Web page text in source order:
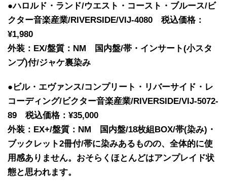
●ハロルド・ランド/ウエスト・コースト・ブルース/ビ
クター音楽産業/RIVERSIDE/VIJ-4080 税込価格：
¥1,980
外装：EX/盤質：NM 国内盤/帯・インサート(小スタ
ンプ)付/ジャケ裏染み
●ビル・エヴァンス/コンプリート・リバーサイド・レ
コーディング/ビクター音楽産業/RIVERSIDE/VIJ-5072-
89 税込価格：¥35,000
外装：EX+/盤質：NM 国内盤/18枚組BOX/帯(染み)・
ブックレット2冊付/帯に染みあるものの、全体的に使
用感ありません。おそらくほとんどはアンプレイド状
態と思われます。